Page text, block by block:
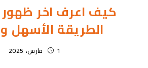
كيف اعرف اخر ظهور
الطريقة الأسهل
1 مارس، 2025